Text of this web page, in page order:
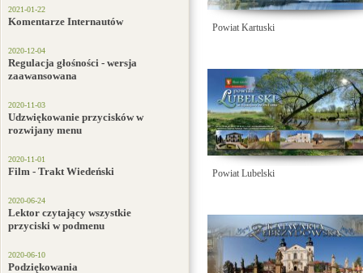
2021-01-22
Komentarze Internautów
2020-12-04
Regulacja głośności - wersja
zaawansowana
2020-11-03
Udzwiękowanie przycisków w
rozwijany menu
2020-11-01
Film - Trakt Wiedeński
2020-06-24
Lektor czytający wszystkie
przyciski w podmenu
2020-06-10
Podziękowania
Powiat Kartuski
Powiat Lubelski